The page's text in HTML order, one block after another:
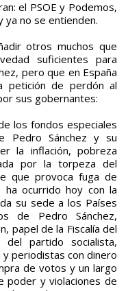
el PSOE y Podemos,
no se entienden.
otros muchos que
suficientes para
pero que en España
petición de perdón al
sus gobernantes:
los fondos especiales
Pedro Sánchez y su
la inflación, pobreza
por la torpeza del
que provoca fuga de
ocurrido hoy con la
su sede a los Países
de Pedro Sánchez,
papel de la Fiscalía del
del partido socialista,
periodistas con dinero
de votos y un largo
poder y violaciones de